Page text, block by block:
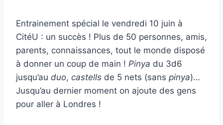
Entrainement spécial le vendredi 10 juin à
CitéU : un succès ! Plus de 50 personnes, amis,
parents, connaissances, tout le monde disposé
à donner un coup de main ! Pinya du 3d6
jusqu’au duo, castells de 5 nets (sans pinya)…
Jusqu’au dernier moment on ajoute des gens
pour aller à Londres !